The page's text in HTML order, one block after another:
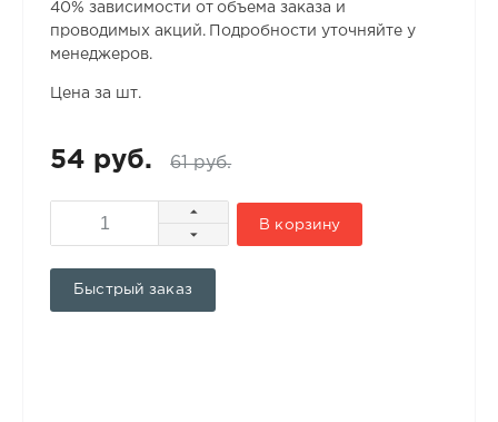
40% зависимости от объема заказа и
проводимых акций. Подробности уточняйте у
менеджеров.
Цена за шт.
54 руб. 61 руб.
В корзину
Быстрый заказ